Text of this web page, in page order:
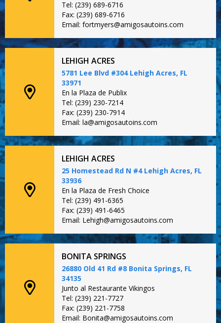
Tel: (239) 689-6716
Fax: (239) 689-6716
Email: fortmyers@amigosautoins.com
LEHIGH ACRES
5781 Lee Blvd #304 Lehigh Acres, FL
33971
En la Plaza de Publix
Tel: (239) 230-7214
Fax: (239) 230-7914
Email: la@amigosautoins.com
LEHIGH ACRES
25 Homestead Rd N #4 Lehigh Acres, FL
33936
En la Plaza de Fresh Choice
Tel: (239) 491-6365
Fax: (239) 491-6465
Email: Lehigh@amigosautoins.com
BONITA SPRINGS
26880 Old 41 Rd #8 Bonita Springs, FL
34135
Junto al Restaurante Vikingos
Tel: (239) 221-7727
Fax: (239) 221-7758
Email: Bonita@amigosautoins.com